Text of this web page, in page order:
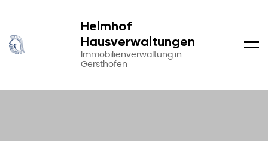
Helmhof
Hausverwaltungen
Immobilienverwaltung in
Gersthofen